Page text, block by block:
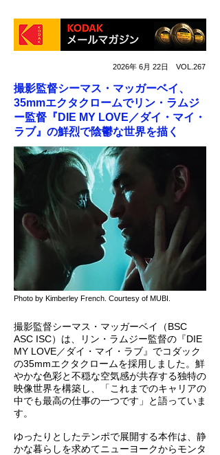
2026年 6月 22日 VOL.267
撮影監督シーマス・マッガーベイ、
35mmエクタクロームでリン・ラムジ
ー監督『DIE MY LOVE／ダイ・マイ・
ラブ』の鮮烈で陰鬱な世界を描く
Photo by Kimberley French. Courtesy of MUBI.
撮影監督シーマス・マッガーベイ（BSC
ASC ISC）は、リン・ラムジー監督の『DIE
MY LOVE／ダイ・マイ・ラブ』でコダック
の35mmエクタクロームを採用しました。鮮
やかな色彩と不穏な空気感が共存する独特の
映像世界を構築し、「これまでのキャリアの
中でも最高の仕事の一つです」と語っていま
す。
ゆったりとしたテンポで展開する本作は、静
かな暮らしを求めてニューヨークからモンタ